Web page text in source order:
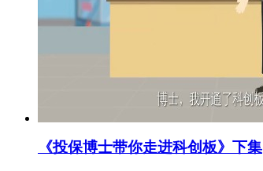
《投保博士带你走进科创板》下集